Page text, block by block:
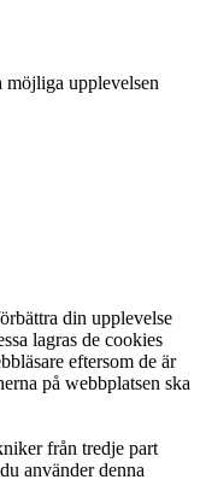
möjliga upplevelsen
din upplevelse
lagras de cookies
eftersom de är
på webbplatsen ska
från tredje part
använder denna